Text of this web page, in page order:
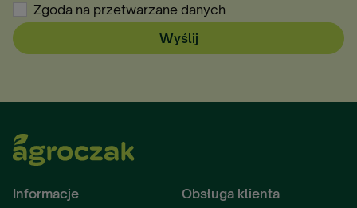
Zgoda na przetwarzane danych
Wyślij
Informacje Obsługa klienta